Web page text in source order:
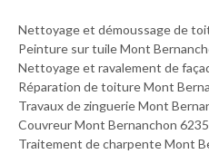
Nettoyage et démoussage de
Peinture sur tuile Mont
Nettoyage et ravalement de
Réparation de toiture Mont
Travaux de zinguerie Mont
Couvreur Mont Bernanchon
Traitement de charpente Mont